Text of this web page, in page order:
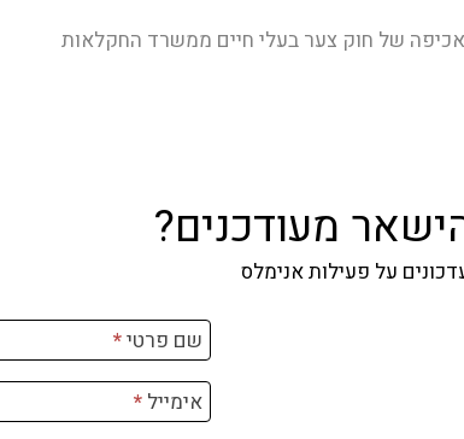
של חוק צער בעלי חיים ממשרד החקלאות
מעודכנים?
על פעילות אנימלס
שם פרטי*
אימייל *